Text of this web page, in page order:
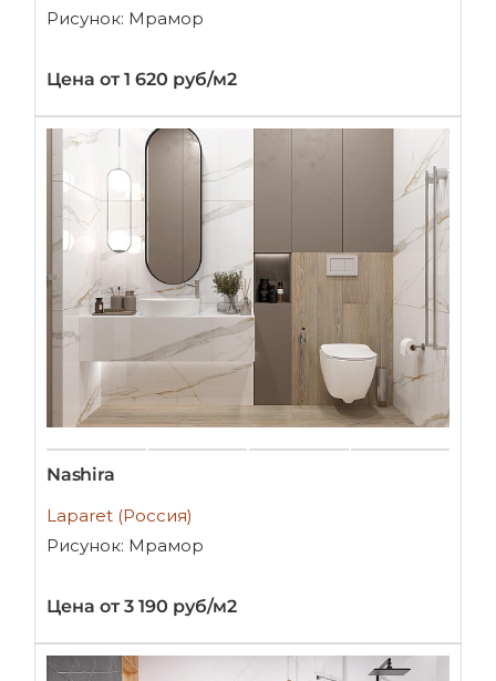
Рисунок: Мрамор
Цена от 1 620 руб/м2
Nashira
Laparet (Россия)
Рисунок: Мрамор
Цена от 3 190 руб/м2